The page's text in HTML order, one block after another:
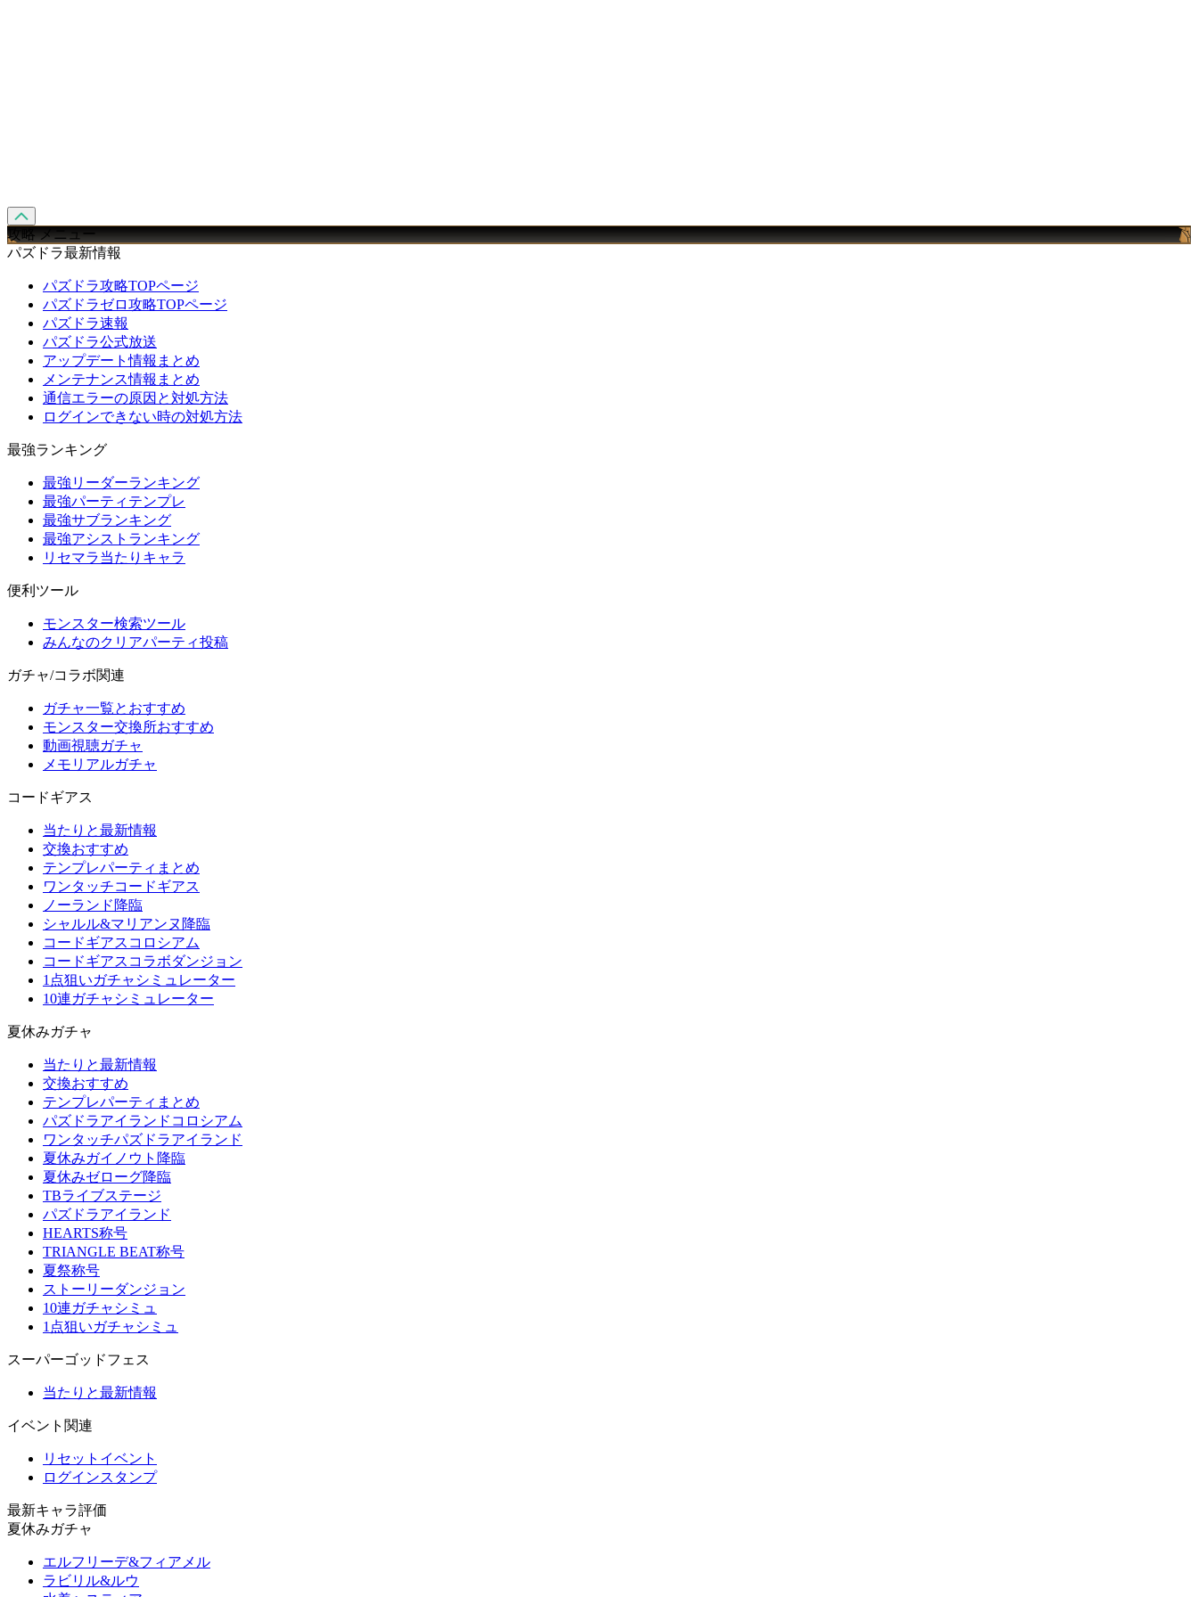
攻略 メニュー
パズドラ最新情報
パズドラ攻略TOPページ
パズドラゼロ攻略TOPページ
パズドラ速報
パズドラ公式放送
アップデート情報まとめ
メンテナンス情報まとめ
通信エラーの原因と対処方法
ログインできない時の対処方法
最強ランキング
最強リーダーランキング
最強パーティテンプレ
最強サブランキング
最強アシストランキング
リセマラ当たりキャラ
便利ツール
モンスター検索ツール
みんなのクリアパーティ投稿
ガチャ/コラボ関連
ガチャ一覧とおすすめ
モンスター交換所おすすめ
動画視聴ガチャ
メモリアルガチャ
コードギアス
当たりと最新情報
交換おすすめ
テンプレパーティまとめ
ワンタッチコードギアス
ノーランド降臨
シャルル&マリアンヌ降臨
コードギアスコロシアム
コードギアスコラボダンジョン
1点狙いガチャシミュレーター
10連ガチャシミュレーター
夏休みガチャ
当たりと最新情報
交換おすすめ
テンプレパーティまとめ
パズドラアイランドコロシアム
ワンタッチパズドラアイランド
夏休みガイノウト降臨
夏休みゼローグ降臨
TBライブステージ
パズドラアイランド
HEARTS称号
TRIANGLE BEAT称号
夏祭称号
ストーリーダンジョン
10連ガチャシミュ
1点狙いガチャシミュ
スーパーゴッドフェス
当たりと最新情報
イベント関連
リセットイベント
ログインスタンプ
最新キャラ評価
夏休みガチャ
エルフリーデ&フィアメル
ラビリル&ルウ